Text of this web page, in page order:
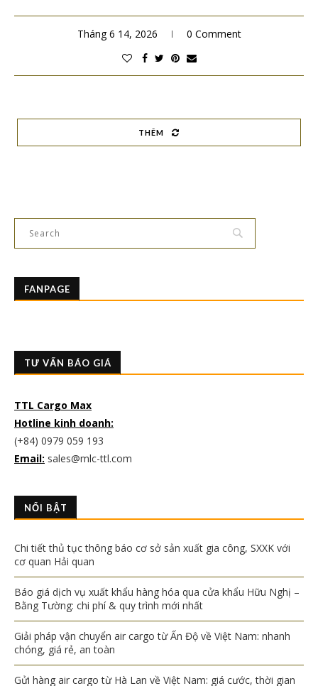
Tháng 6 14, 2026 0 Comment
THÊM
FANPAGE
TƯ VẤN BÁO GIÁ
TTL Cargo Max
Hotline kinh doanh:
(+84) 0979 059 193
Email: sales@mlc-ttl.com
NỔI BẬT
Chi tiết thủ tục thông báo cơ sở sản xuất gia công, SXXK với
cơ quan Hải quan
Báo giá dịch vụ xuất khẩu hàng hóa qua cửa khẩu Hữu Nghị –
Bằng Tường: chi phí & quy trình mới nhất
Giải pháp vận chuyển air cargo từ Ấn Độ về Việt Nam: nhanh
chóng, giá rẻ, an toàn
Gửi hàng air cargo từ Hà Lan về Việt Nam: giá cước, thời gian